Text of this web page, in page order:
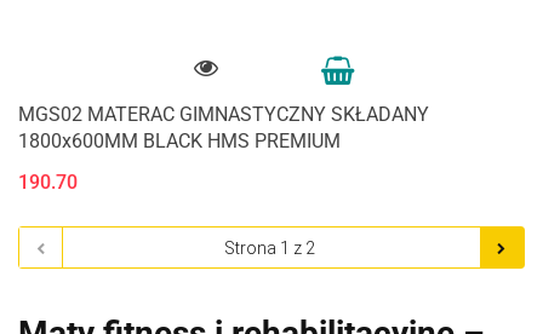
MGS02 MATERAC GIMNASTYCZNY SKŁADANY
1800x600MM BLACK HMS PREMIUM
190.70